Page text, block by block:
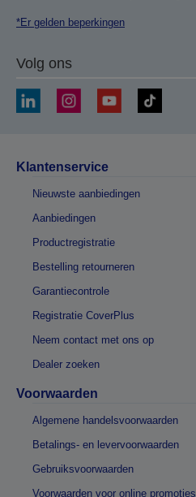
*Er gelden beperkingen
Volg ons
Klantenservice
Nieuwste aanbiedingen
Aanbiedingen
Productregistratie
Bestelling retourneren
Garantiecontrole
Registratie CoverPlus
Neem contact met ons op
Dealer zoeken
Voorwaarden
Algemene handelsvoorwaarden
Betalings- en levervoorwaarden
Gebruiksvoorwaarden
Voorwaarden voor online promoties